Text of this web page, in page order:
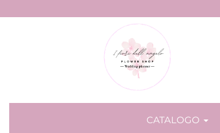
CATALOGO